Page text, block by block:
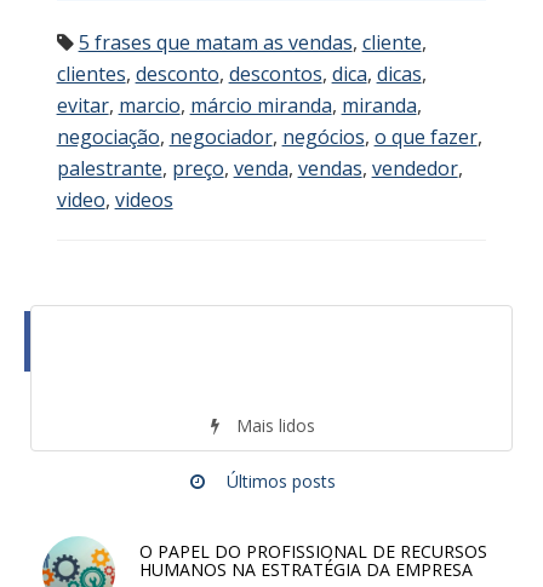
5 frases que matam as vendas, cliente,
clientes, desconto, descontos, dica, dicas,
evitar, marcio, márcio miranda, miranda,
negociação, negociador, negócios, o que fazer,
palestrante, preço, venda, vendas, vendedor,
video, videos
Mais lidos
Últimos posts
O PAPEL DO PROFISSIONAL DE RECURSOS
HUMANOS NA ESTRATÉGIA DA EMPRESA